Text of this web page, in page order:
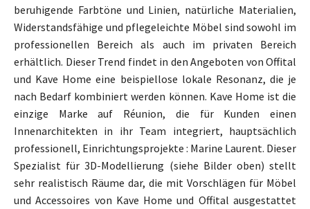
beruhigende Farbtöne und Linien, natürliche Materialien,
Widerstandsfähige und pflegeleichte Möbel sind sowohl im
professionellen Bereich als auch im privaten Bereich
erhältlich. Dieser Trend findet in den Angeboten von Offital
und Kave Home eine beispiellose lokale Resonanz, die je
nach Bedarf kombiniert werden können. Kave Home ist die
einzige Marke auf Réunion, die für Kunden einen
Innenarchitekten in ihr Team integriert, hauptsächlich
professionell, Einrichtungsprojekte : Marine Laurent. Dieser
Spezialist für 3D-Modellierung (siehe Bilder oben) stellt
sehr realistisch Räume dar, die mit Vorschlägen für Möbel
und Accessoires von Kave Home und Offital ausgestattet